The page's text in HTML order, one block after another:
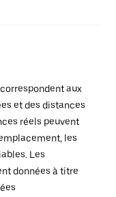
aux
et des distances
réels peuvent
les
Les
données à titre